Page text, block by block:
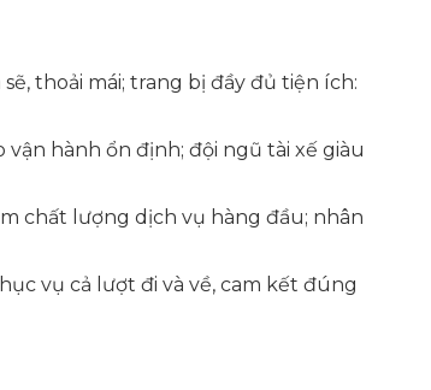
thoải mái; trang bị đầy đủ tiện ích:
hành ổn định; đội ngũ tài xế giàu
chất lượng dịch vụ hàng đầu; nhân
vụ cả lượt đi và về, cam kết đúng